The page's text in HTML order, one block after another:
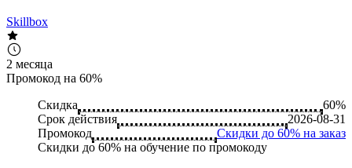
Skillbox
2 месяца
Промокод на 60%
Скидка
60%
Срок действия
2026-08-31
Промокод
Скидки до 60% на заказ
Скидки до 60% на обучение по промокоду